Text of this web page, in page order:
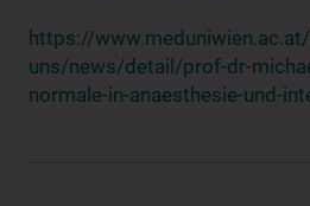
https://
uns/news/detail/prof-dr-
normale-in-anaesthesie-und-